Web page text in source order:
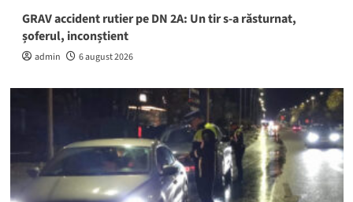
GRAV accident rutier pe DN 2A: Un tir s-a răsturnat,
șoferul, inconștient
admin 6 august 2026